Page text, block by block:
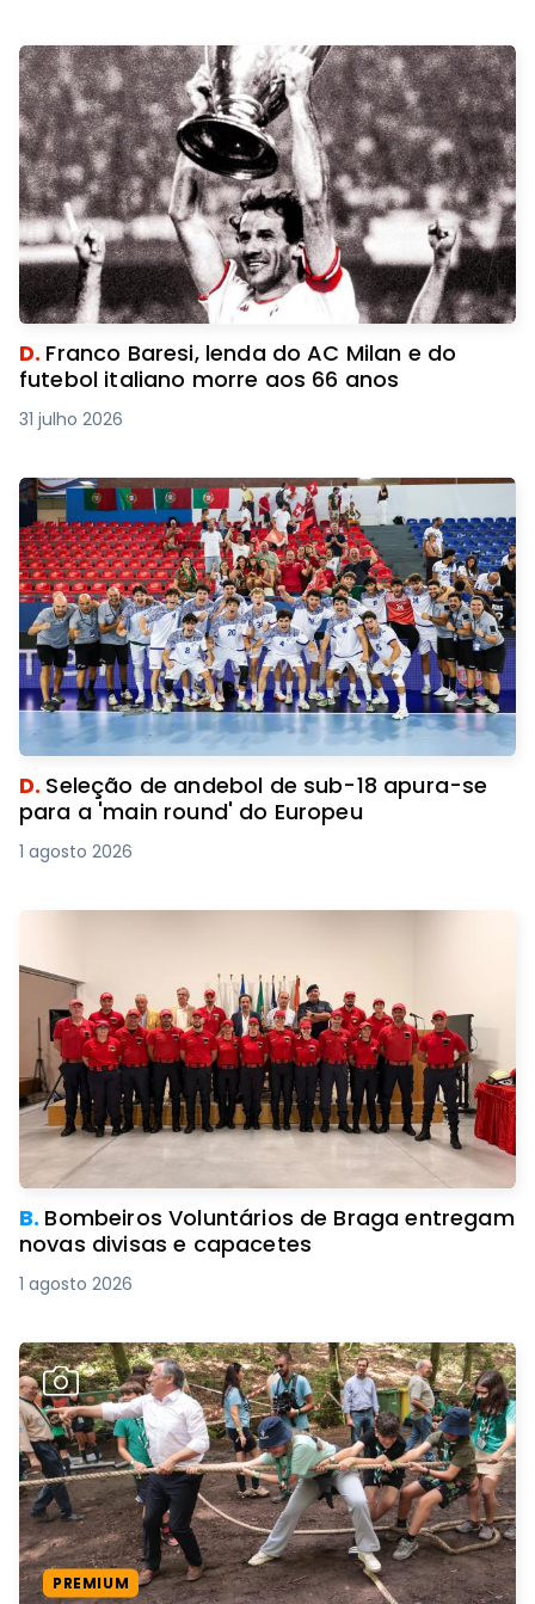
D. Franco Baresi, lenda do AC Milan e do
futebol italiano morre aos 66 anos
31 julho 2026
D. Seleção de andebol de sub-18 apura-se
para a 'main round' do Europeu
1 agosto 2026
B. Bombeiros Voluntários de Braga entregam
novas divisas e capacetes
1 agosto 2026
PREMIUM